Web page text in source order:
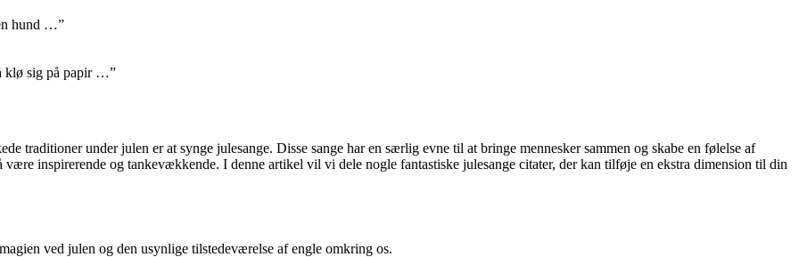
hund …”
klø sig på papir …”
traditioner under julen er at synge julesange. Disse sange har en særlig evne til at bringe mennesker sammen og skabe en følelse af
inspirerende og tankevækkende. I denne artikel vil vi dele nogle fantastiske julesange citater, der kan tilføje en ekstra dimension til din
ved julen og den usynlige tilstedeværelse af engle omkring os.